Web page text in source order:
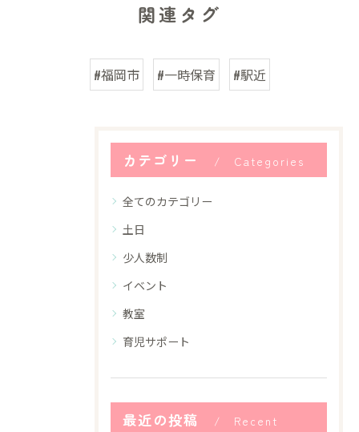
関連タグ
#福岡市 #一時保育 #駅近
カテゴリー Categories
全てのカテゴリー
土日
少人数制
イベント
教室
育児サポート
最近の投稿
Recent